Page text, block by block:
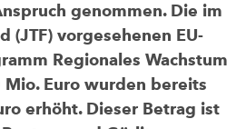
genommen. Die im
(JTF) vorgesehenen EU-
Regionales Wachstum
Euro wurden bereits
erhöht. Dieser Betrag ist